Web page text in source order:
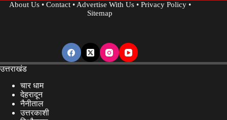
About Us• Contact•Advertise With Us• Privacy Policy•
Sitemap
उत्तराखंड
चार धाम
देहरादून
नैनीताल
उत्तरकाशी